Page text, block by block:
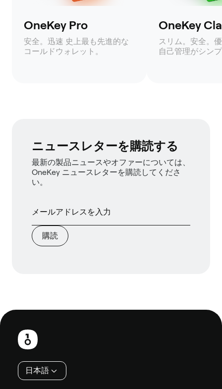
OneKey Pro
安全。迅速 史上最も先進的な
コールドウォレット。
OneKey
スリム。安全。
自己管理がシン
ニュースレターを購読する
最新の製品ニュースやオファーについては、
OneKey ニュースレターを購読してくださ
い。
購読
フ
日本語